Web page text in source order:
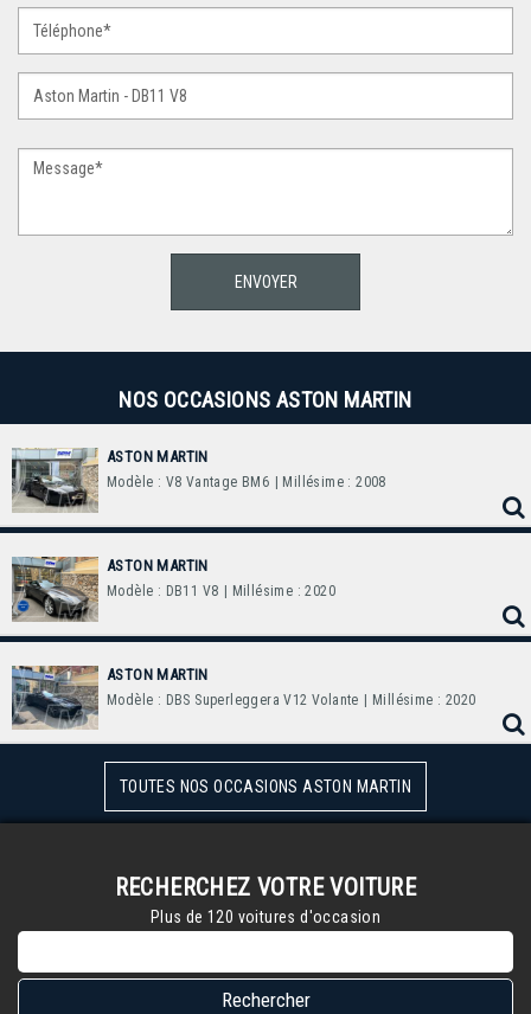
NOS OCCASIONS ASTON MARTIN
ASTON MARTIN
Modèle : V8 Vantage BM6 | Millésime : 2008
ASTON MARTIN
Modèle : DB11 V8 | Millésime : 2020
ASTON MARTIN
Modèle : DBS Superleggera V12 Volante | Millésime : 2020
TOUTES NOS OCCASIONS ASTON MARTIN
RECHERCHEZ VOTRE VOITURE
Plus de 120 voitures d'occasion